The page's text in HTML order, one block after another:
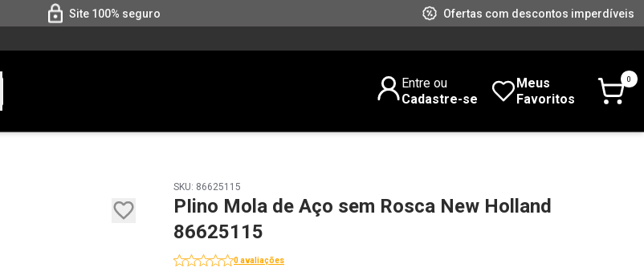
Site 100% seguro
Ofertas com descontos imperdíveis
Entre ou
Cadastre-se
Meus
Favoritos
0
SKU: 86625115
PIino Mola de Aço sem Rosca New Holland
86625115
0 avaliações